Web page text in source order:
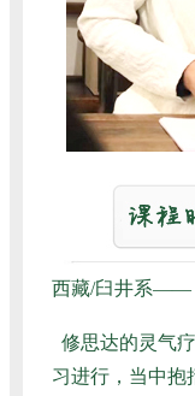
西藏/臼井系——
修思达的灵气
习进行，当中抱